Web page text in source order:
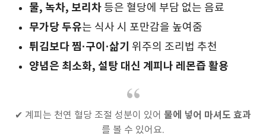
물, 녹차, 보리차등은 혈당에 부담 없는 음료
무가당 두유는 식사 시 포만감을 높여줌
튀김보다 찜·구이·삶기 위주의 조리법 추천
양념은 최소화, 설탕 대신 계피나 레몬즙 활용
✔ 계피는 천연 혈당 조절 성분이 있어 물에 넣어 마셔도 효과
를 볼 수 있어요.